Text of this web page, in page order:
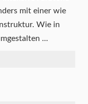
mit einer wie
Wie in
...